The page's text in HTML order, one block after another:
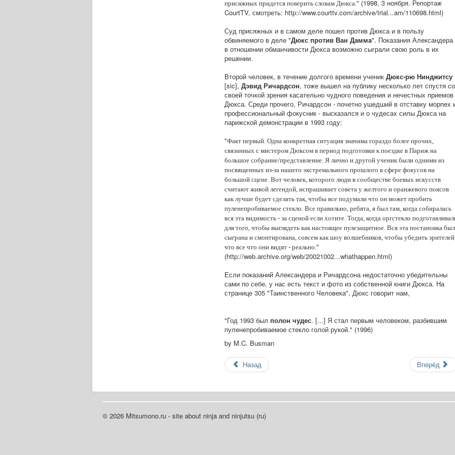
присяжных придется поверить словам Дюкса." (1998, 3 ноября. Репортаж
CourtTV, смотреть: http://www.courttv.com/archive/trial...am/110698.html)
Суд присяжных и в самом деле пошел против Дюкса и в пользу
обвиняемого в деле "Дюкс против Ван Дамма". Показания Александера
в отношении обманчивости Дюкса возможно сыграли свою роль в их
решении.
Второй человек, в течение долгого времени ученик Дюкс-рю Нинджитсу
[sic], Дэвид Ричардсон, тоже вышел на публику несколько лет спустя со
своей точкой зрения касательно чудного поведения и нечестных приемов
Дюкса. Среди прочего, Ричардсон - почетно ушедший в отставку морпех
профессиональный фокусник - высказался и о чудесах силы Дюкса на
парижской демонстрации в 1993 году:
"Факт первый. Одна конкретная ситуация значима гораздо более прочих,
связанных с мистером Дюксом в период подготовки к поездке в Париж на
большое собрание/представление. Я лично и другой ученик были одними из
посвященных из-за нашего экстремального прошлого в сфере фокусов на
большой сцене. Вот человек, которого люди в сообществе боевых искусств
считают живой легендой, испрашивает совета у желтого и оранжевого поясов
как лучше будет сделать так, чтобы все подумали что он может пробить
пуленепробиваемое стекло. Все правильно, ребята, я был там, когда собиралась
вся эта видимость - за сценой если хотите. Тогда, когда оргстекло
для того, чтобы выглядеть как настоящее пулезащитное. Вся эта постановка был
сыграна и смонтирована, совсем как шоу волшебников, чтобы убедить
что все что они видят - реально."
(http://web.archive.org/web/20021002...whathappen.html)
Если показаний Александера и Ричардсона недостаточно убедительны
сами по себе, у нас есть текст и фото из собственной книги Дюкса. На
странице 305 "Таинственного Человека", Дюкс говорит нам,
"Год 1993 был полон чудес. [...] Я стал первым человеком, разбившим
пуленепробиваемое стекло голой рукой." (1996)
by M.C. Busman
Назад Вперёд
© 2026 Mitsumono.ru - site about ninja and ninjutsu (ru)